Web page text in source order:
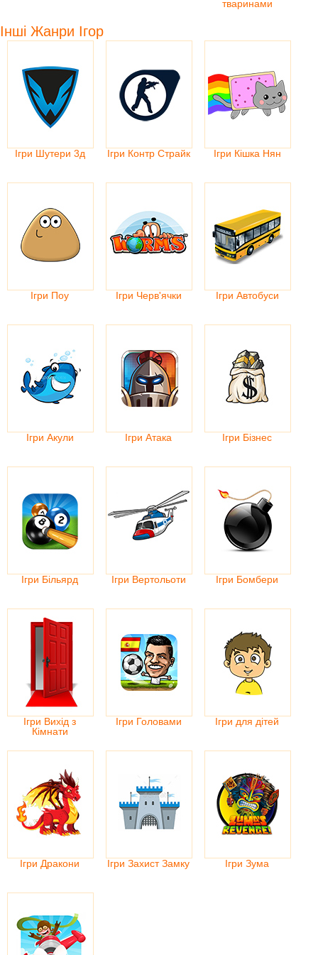
тваринами
Інші Жанри Ігор
Ігри Шутери 3д Ігри Контр Страйк Ігри Кішка Нян
Ігри Поу Ігри Черв'ячки Ігри Автобуси
Ігри Акули Ігри Атака Ігри Бізнес
Ігри Більярд Ігри Вертольоти Ігри Бомбери
Ігри Вихід з
Кімнати
Ігри Головами Ігри для дітей
Ігри Дракони Ігри Захист Замку Ігри Зума